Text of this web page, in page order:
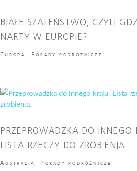
BIAŁE SZALEŃSTWO, CZYLI
NARTY W EUROPIE?
Europa Porady podróżnicze
PRZEPROWADZKA DO INNEGO
LISTA RZECZY DO ZROBIENIA.
Australia Porady podróżnicze